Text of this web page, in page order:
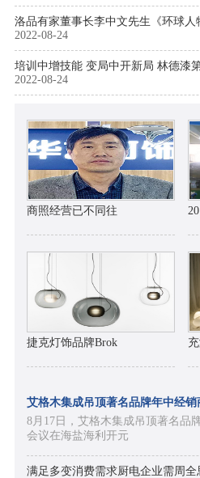
洛品有家董事长李中文先生《环球人
2022-08-24
培训中增技能 变局中开新局 林德漆
2022-08-24
商照经营已不同往
捷克灯饰品牌Brok
艾格木集成吊顶著名品牌年中经销
8月17日，艾格木集成吊顶著名品
会议在海盐海利开元
满足多变消费需求厨电企业需周全